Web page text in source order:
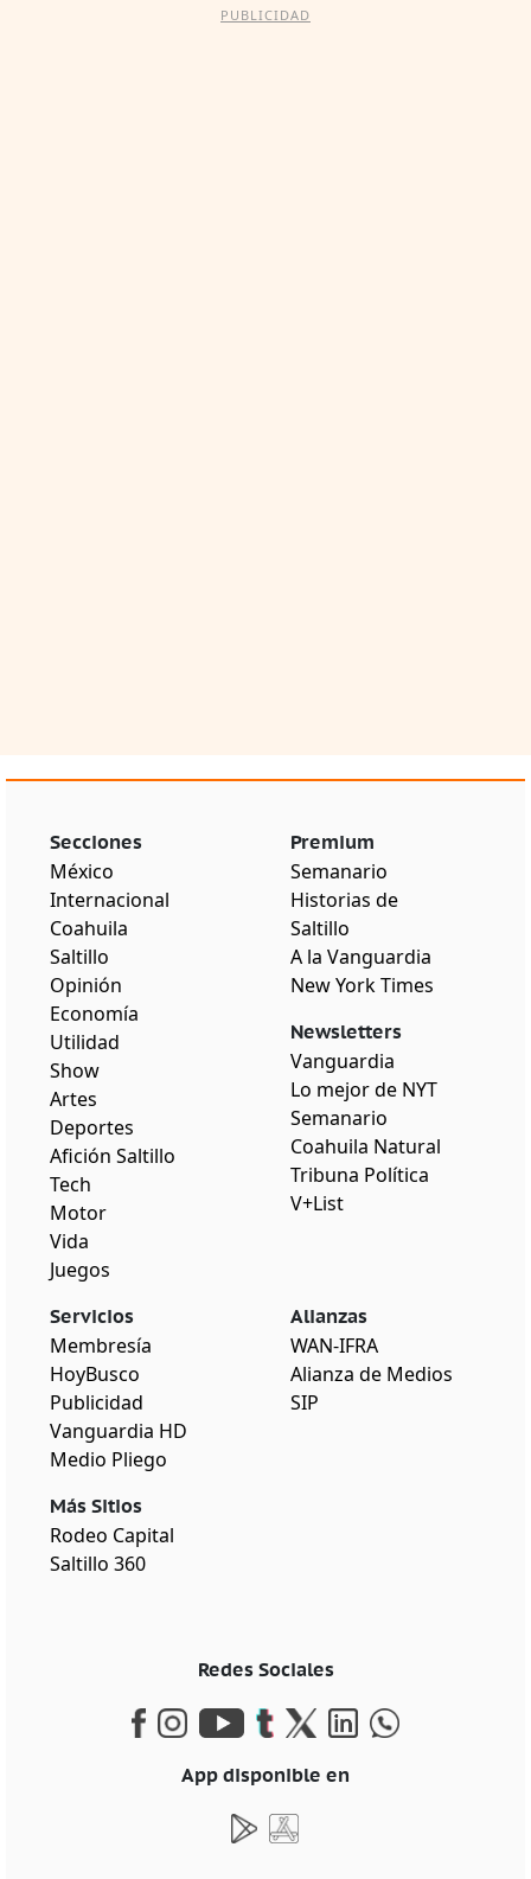
PUBLICIDAD
Secciones
México
Internacional
Coahuila
Saltillo
Opinión
Economía
Utilidad
Show
Artes
Deportes
Afición Saltillo
Tech
Motor
Vida
Juegos
Premium
Semanario
Historias de
Saltillo
A la Vanguardia
New York Times
Newsletters
Vanguardia
Lo mejor de NYT
Semanario
Coahuila Natural
Tribuna Política
V+List
Servicios
Membresía
HoyBusco
Publicidad
Vanguardia HD
Medio Pliego
Más Sitios
Rodeo Capital
Saltillo 360
Alianzas
WAN-IFRA
Alianza de Medios
SIP
Redes Sociales
App disponible en